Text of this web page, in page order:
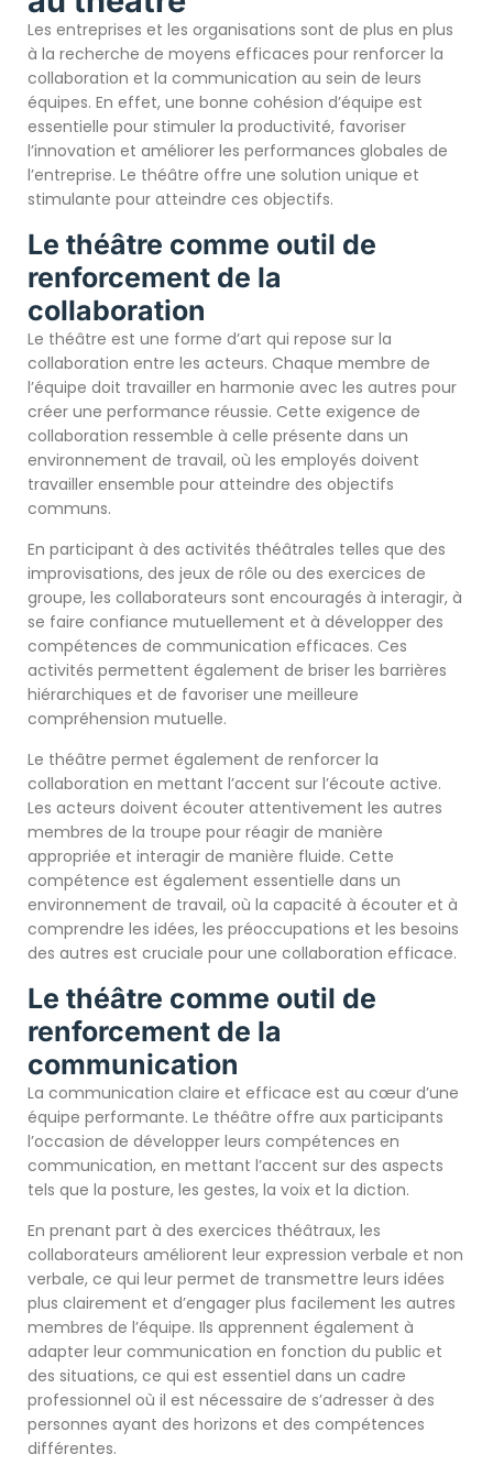
Les entreprises et les organisations sont de plus en plus
à la recherche de moyens efficaces pour renforcer la
collaboration et la communication au sein de leurs
équipes. En effet, une bonne cohésion d’équipe est
essentielle pour stimuler la productivité, favoriser
l’innovation et améliorer les performances globales de
l’entreprise. Le théâtre offre une solution unique et
stimulante pour atteindre ces objectifs.
Le théâtre comme outil de
renforcement de la
collaboration
Le théâtre est une forme d’art qui repose sur la
collaboration entre les acteurs. Chaque membre de
l’équipe doit travailler en harmonie avec les autres pour
créer une performance réussie. Cette exigence de
collaboration ressemble à celle présente dans un
environnement de travail, où les employés doivent
travailler ensemble pour atteindre des objectifs
communs.
En participant à des activités théâtrales telles que des
improvisations, des jeux de rôle ou des exercices de
groupe, les collaborateurs sont encouragés à interagir, à
se faire confiance mutuellement et à développer des
compétences de communication efficaces. Ces
activités permettent également de briser les barrières
hiérarchiques et de favoriser une meilleure
compréhension mutuelle.
Le théâtre permet également de renforcer la
collaboration en mettant l’accent sur l’écoute active.
Les acteurs doivent écouter attentivement les autres
membres de la troupe pour réagir de manière
appropriée et interagir de manière fluide. Cette
compétence est également essentielle dans un
environnement de travail, où la capacité à écouter et à
comprendre les idées, les préoccupations et les besoins
des autres est cruciale pour une collaboration efficace.
Le théâtre comme outil de
renforcement de la
communication
La communication claire et efficace est au cœur d’une
équipe performante. Le théâtre offre aux participants
l’occasion de développer leurs compétences en
communication, en mettant l’accent sur des aspects
tels que la posture, les gestes, la voix et la diction.
En prenant part à des exercices théâtraux, les
collaborateurs améliorent leur expression verbale et non
verbale, ce qui leur permet de transmettre leurs idées
plus clairement et d’engager plus facilement les autres
membres de l’équipe. Ils apprennent également à
adapter leur communication en fonction du public et
des situations, ce qui est essentiel dans un cadre
professionnel où il est nécessaire de s’adresser à des
personnes ayant des horizons et des compétences
différentes.